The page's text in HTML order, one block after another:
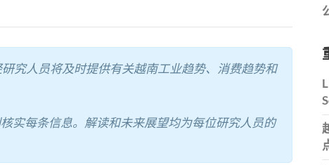
究人员将及时提供有关越南工业趋势、消费趋势和
实每条信息。解读和未来展望均为每位研究人员的